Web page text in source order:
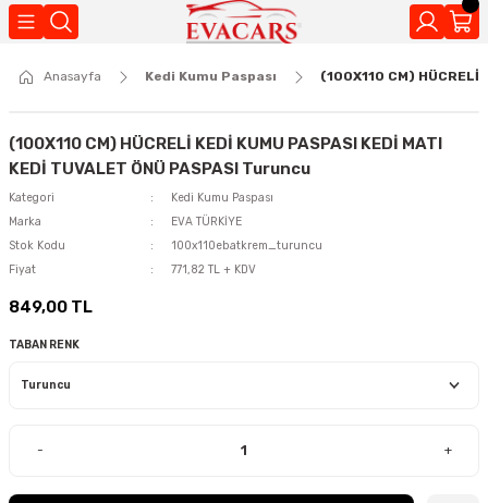
Geri Dön
Anasayfa Kedi Kumu Paspası (100X110 CM) HÜCRELİ
(100X110 CM) HÜCRELİ KEDİ KUMU PASPASI KEDİ MATI
KEDİ TUVALET ÖNÜ PASPASI Turuncu
Kategori
Kedi Kumu Paspası
Marka
EVA TÜRKİYE
Stok Kodu
100x110ebatkrem_turuncu
Fiyat
771,82 TL + KDV
849,00 TL
TABAN RENK
- +